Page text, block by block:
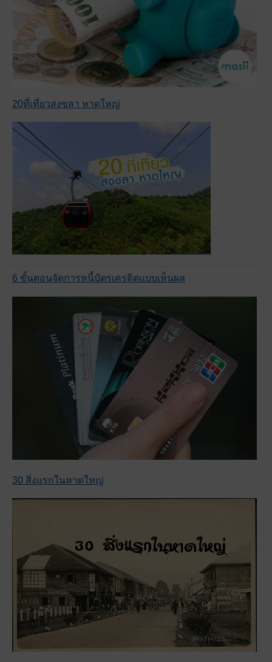
20ที่เที่ยวสงขลา หาดใหญ่
6 ขั้นตอนจัดการหนี้บัตรเครดิตแบบเห็นผล
30 สิ่งแรกในหาดใหญ่